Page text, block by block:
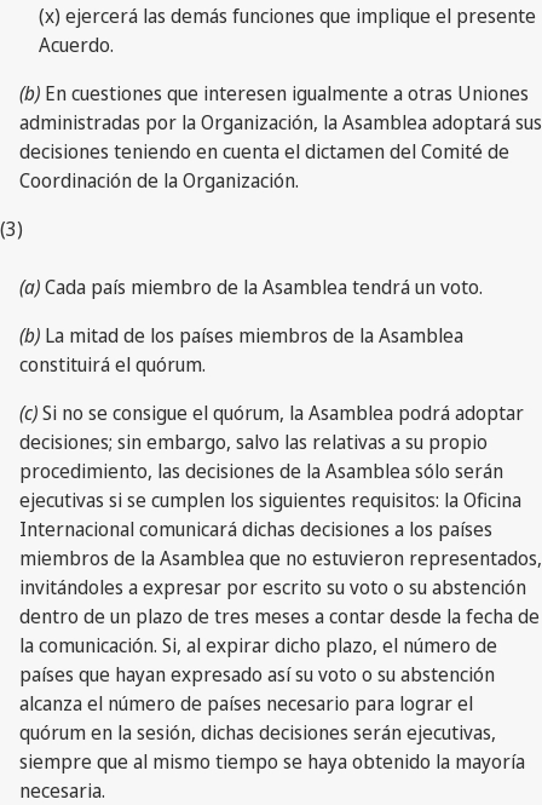
(x) ejercerá las demás funciones que implique el presente
Acuerdo.
(b) En cuestiones que interesen igualmente a otras Uniones
administradas por la Organización, la Asamblea adoptará sus
decisiones teniendo en cuenta el dictamen del Comité de
Coordinación de la Organización.
(3)
(a)Cada país miembro de la Asamblea tendrá un voto.
(b) La mitad de los países miembros de la Asamblea
constituirá el quórum.
(c)Si no se consigue el quórum, la Asamblea podrá adoptar
decisiones; sin embargo, salvo las relativas a su propio
procedimiento, las decisiones de la Asamblea sólo serán
ejecutivas si se cumplen los siguientes requisitos: la Oficina
Internacional comunicará dichas decisiones a los países
miembros de la Asamblea que no estuvieron representados,
invitándoles a expresar por escrito su voto o su abstención
dentro de un plazo de tres meses a contar desde la fecha de
la comunicación. Si, al expirar dicho plazo, el número de
países que hayan expresado así su voto o su abstención
alcanza el número de países necesario para lograr el
quórum en la sesión, dichas decisiones serán ejecutivas,
siempre que al mismo tiempo se haya obtenido la mayoría
necesaria.